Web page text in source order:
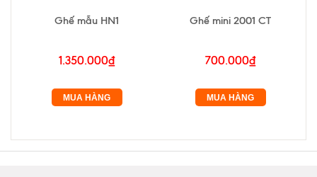
Ghế mẫu HN1
1.350.000₫
MUA HÀNG
Ghế mini 2001 CT
700.000₫
MUA HÀNG